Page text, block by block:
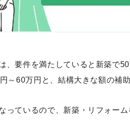
、要件を満たしていると新築で50
～60万円と、結構大きな額の補
っているので、新築・リフォー